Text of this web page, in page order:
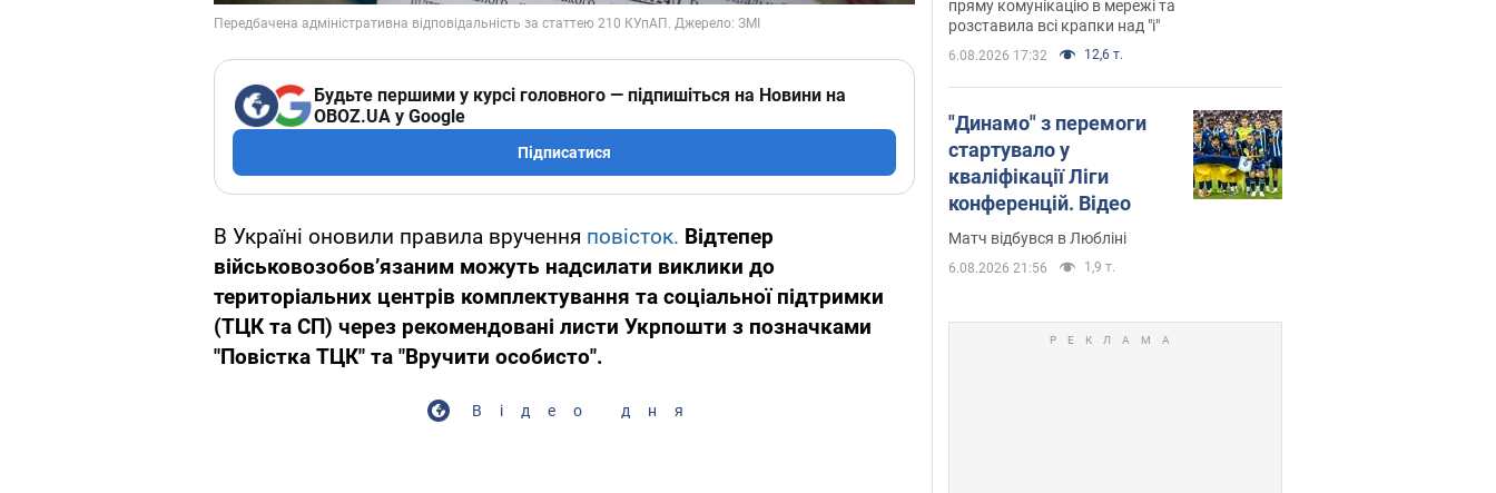
Будьте першими у курсі головного — підпишіться на Новини на
OBOZ.UA у Google
Підписатися
В Україні оновили правила вручення повісток. Відтепер
військовозобов’язаним можуть надсилати виклики до
територіальних центрів комплектування та соціальної підтримки
(ТЦК та СП) через рекомендовані листи Укрпошти з позначками
"Повістка ТЦК" та "Вручити особисто".
Відео дня
пряму комунікацію в мережі та
розставила всі крапки над "і"
6.08.2026 17:32 12,6 т.
"Динамо" з перемоги
стартувало у
кваліфікації Ліги
конференцій. Відео
Матч відбувся в Любліні
6.08.2026 21:56 1,9 т.